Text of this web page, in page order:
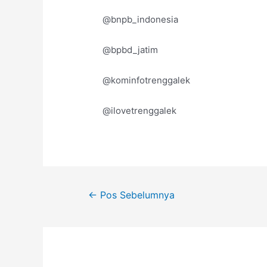
@bnpb_indonesia
@bpbd_jatim
@kominfotrenggalek
@ilovetrenggalek
← Pos Sebelumnya